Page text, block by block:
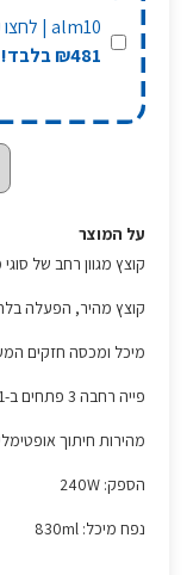
alm10 | לחצו על הקופון וקבלו את המוצר במחיר של
₪481 בלבד!
על המוצר
קוצץ מגוון רחב של סוגי
קוצץ מהיר, הפעלה
מיכל ומכסה חזקים
פייה רחבה 3 פתחים ב-1
מהירות חיתוך
הספק: 240W
נפח מיכל: 830ml